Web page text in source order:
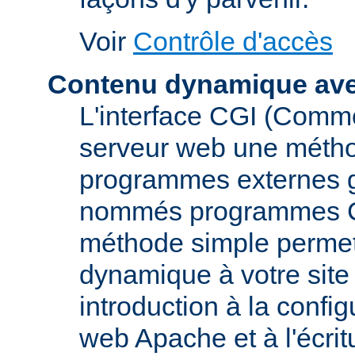
Voir Contrôle d'accès
Contenu dynamique
L'interface CGI
serveur web une
programmes externes
nommés programmes
méthode simple
dynamique à votre
introduction à la
web Apache et à